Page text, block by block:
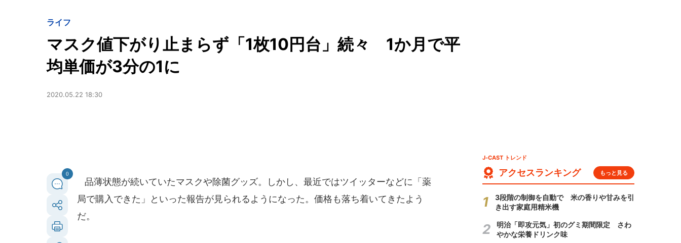
ライフ
マスク値下がり止まらず「1枚10円台」続々 1か月で平
均単価が3分の1に
2020.05.22 18:30
0
品薄状態が続いていたマスクや除菌グッズ。しかし、最近ではツイッターなどに「薬
局で購入できた」といった報告が見られるようになった。価格も落ち着いてきたよう
だ。
J-CAST トレンド
アクセスランキング もっと見る
3段階の制御を自動で 米の香りや甘みを引
き出す家庭用精米機
明治「即攻元気」初のグミ期間限定 さわ
やかな栄養ドリンク味